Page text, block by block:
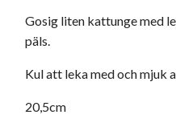
Gosig liten kattunge med
päls.
Kul att leka med och mjuk
20,5cm